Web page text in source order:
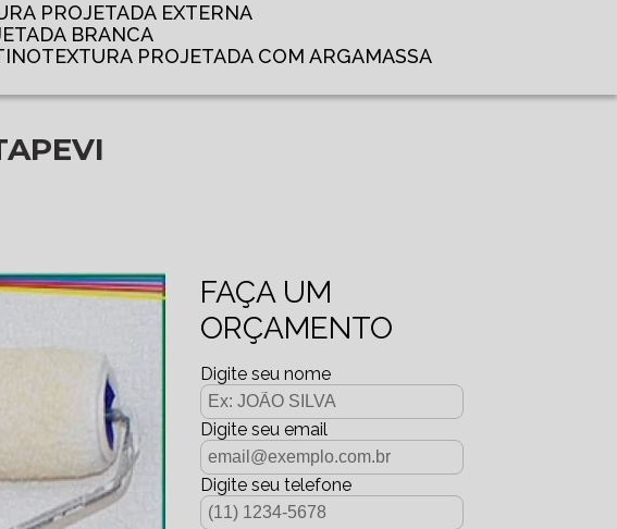
PROJETADA EXTERNA
BRANCA
TEXTURA PROJETADA COM ARGAMASSA
FAÇA UM
ORÇAMENTO
Digite seu nome
Digite seu email
Digite seu telefone